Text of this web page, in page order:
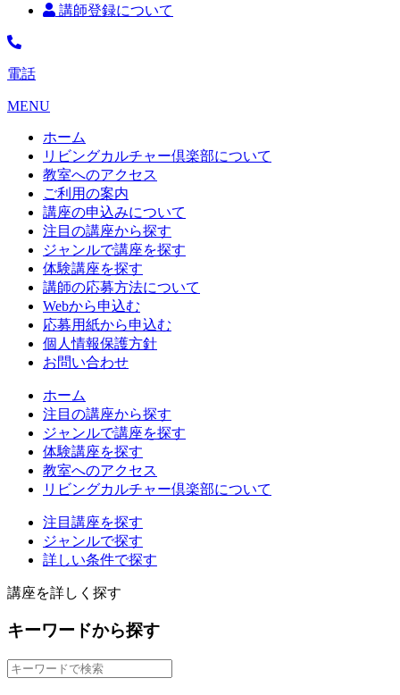
講師登録について
電話
MENU
ホーム
リビングカルチャー倶楽部について
教室へのアクセス
ご利用の案内
講座の申込みについて
注目の講座から探す
ジャンルで講座を探す
体験講座を探す
講師の応募方法について
Webから申込む
応募用紙から申込む
個人情報保護方針
お問い合わせ
ホーム
注目の講座から探す
ジャンルで講座を探す
体験講座を探す
教室へのアクセス
リビングカルチャー倶楽部について
注目講座を探す
ジャンルで探す
詳しい条件で探す
講座を詳しく探す
キーワードから探す